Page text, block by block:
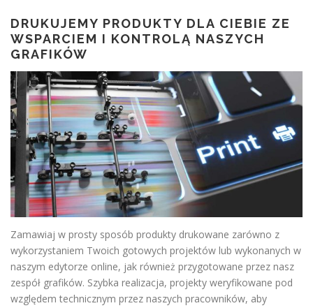
DRUKUJEMY PRODUKTY DLA CIEBIE ZE
WSPARCIEM I KONTROLĄ NASZYCH
GRAFIKÓW
Zamawiaj w prosty sposób produkty drukowane zarówno z
wykorzystaniem Twoich gotowych projektów lub wykonanych w
naszym edytorze online, jak również przygotowane przez nasz
zespół grafików. Szybka realizacja, projekty weryfikowane pod
względem technicznym przez naszych pracowników, aby